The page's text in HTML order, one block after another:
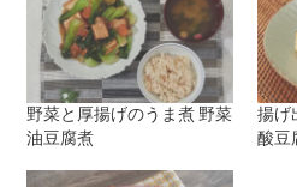
野菜と厚揚げのうま煮 野菜
油豆腐煮
揚げ
酸豆